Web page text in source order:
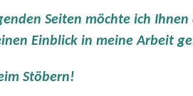
Seiten möchte ich
Einblick in meine Arbeit
Stöbern!